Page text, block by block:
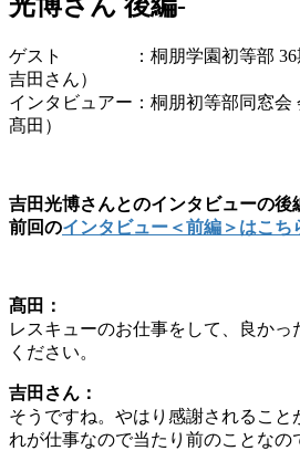
ゲスト ：桐朋学園初等部 36期
吉田さん）
インタビュアー：桐朋初等部同窓会
髙田）
吉田光博さんとのインタビューの後
前回のインタビュー＜前編＞はこち
髙田：
レスキューのお仕事をして、良かっ
ください。
吉田さん：
そうですね。やはり感謝されること
れが仕事なので当たり前のことなの